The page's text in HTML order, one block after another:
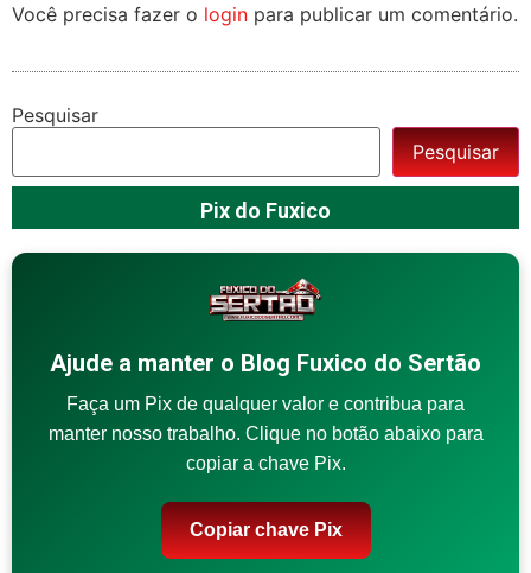
Você precisa fazer o login para publicar um comentário.
Pesquisar
Pesquisar
Pix do Fuxico
Ajude a manter o Blog Fuxico do Sertão
Faça um Pix de qualquer valor e contribua para
manter nosso trabalho. Clique no botão abaixo para
copiar a chave Pix.
Copiar chave Pix